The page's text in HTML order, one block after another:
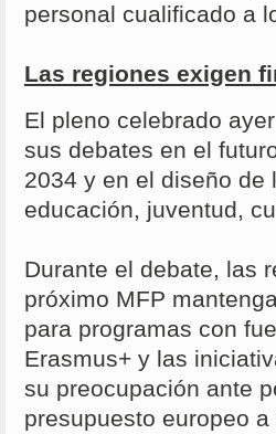
personal cualificado a
Las regiones exigen
El pleno celebrado
sus debates en el
2034 y en el diseño de
educación, juventud,
Durante el debate, las
próximo MFP
para programas con
Erasmus+ y las
su preocupación ante
presupuesto europeo